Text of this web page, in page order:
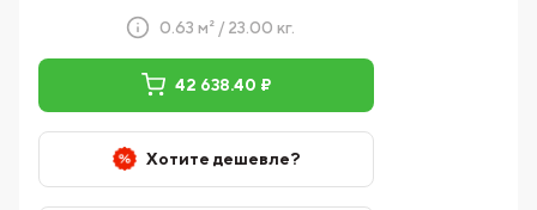
0.63 м² / 23.00 кг.
42 638.40 ₽
Хотите дешевле?